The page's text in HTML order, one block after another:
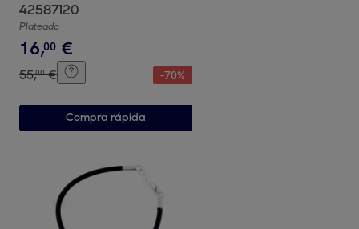
42587120
Plateado
16,00 €
55,00 € -70%
Compra rápida